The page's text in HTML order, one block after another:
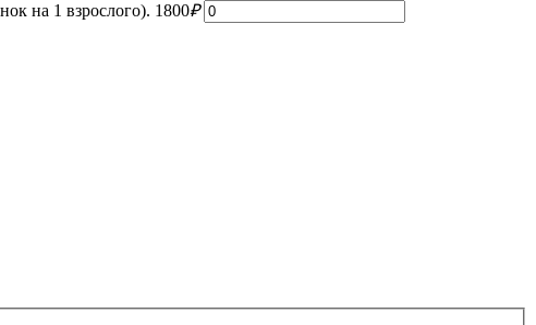
на 1 взрослого). 1800₽